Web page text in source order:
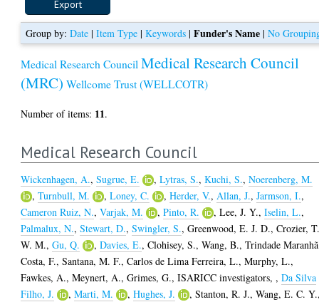
Group by: Date| Item Type| Keywords| Funder's Name| No
Medical Research Council Medical Research Council
(MRC) Wellcome Trust (WELLCOTR)
Number of items: 11.
Medical Research Council
Wickenhagen, A.,Sugrue, E. ,Lytras, S.,Kuchi, S.,Noerenberg, M.
,Turnbull, M. ,Loney, C. ,Herder, V., Allan, J.,Jarmson, I.,
Cameron Ruiz, N.,Varjak, M. ,Pinto, R. ,Lee, J. Y.,Iselin, L.,
Palmalux, N.,Stewart, D.,Swingler, S.,Greenwood, E. J. D.,Crozier,
W. M.,Gu, Q. ,Davies, E.,Clohisey, S.,Wang, B.,Trindade Maranhã
Costa, F.,Santana, M. F.,Carlos de Lima Ferreira, L.,Murphy, L.,
Fawkes, A.,Meynert, A.,Grimes, G.,ISARICC investigators, ,Da Silva
Filho, J.
,Marti, M. ,Hughes, J. ,Stanton, R. J.,Wang, E. C. Y.